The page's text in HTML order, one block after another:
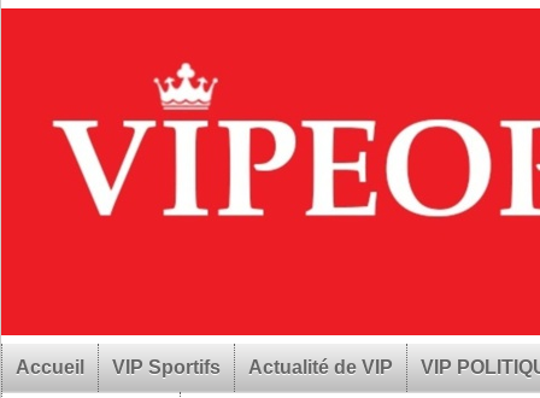
Accueil VIP Sportifs Actualité de VIP VIP